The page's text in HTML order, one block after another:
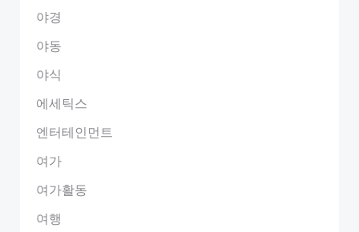
야경
야동
야식
에세틱스
엔터테인먼트
여가
여가활동
여행